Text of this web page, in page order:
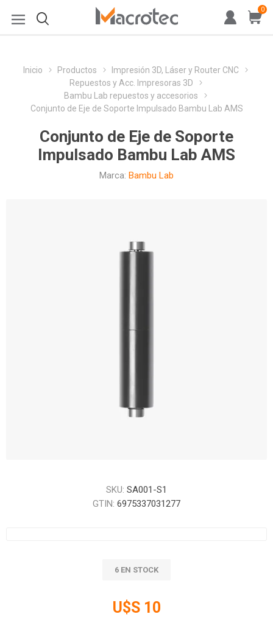
0
Inicio Productos
Impresión 3D, Láser y Router CNC
Repuestos y Acc. Impresoras 3D
Bambu Lab repuestos y accesorios
Conjunto de Eje de Soporte Impulsado Bambu Lab AMS
Conjunto de Eje de Soporte
Impulsado Bambu Lab AMS
Marca: Bambu Lab
SKU: SA001-S1
GTIN: 6975337031277
6 EN STOCK
U$S 10